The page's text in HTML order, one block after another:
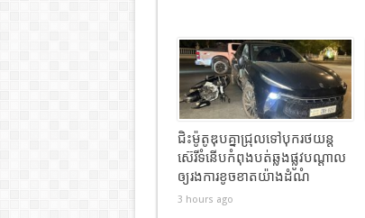
ជិះម៉ូតូឌុបគ្នាជ្រុលទៅបុករថយន្ត
ស៊េរីទំនើបកំពុងបត់ឆ្លងផ្លូវបណ្តាល
ឲ្យរងការខូចខាតយ៉ាងដំណំ
3 hours ago